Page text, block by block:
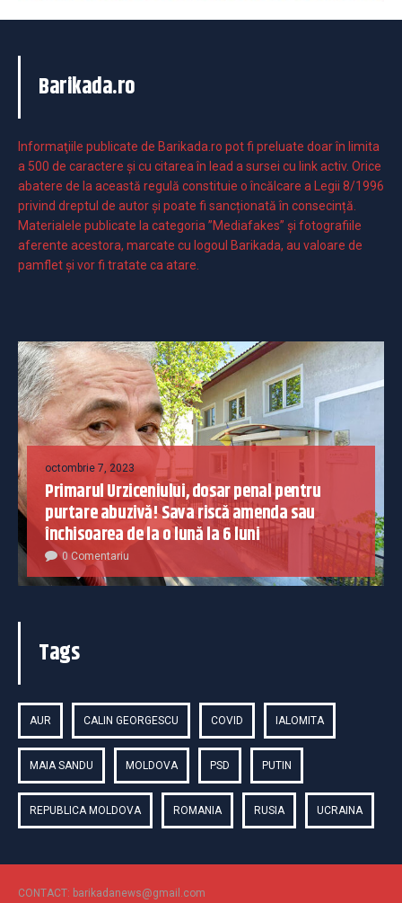
Barikada.ro
Informaţiile publicate de Barikada.ro pot fi preluate doar în limita
a 500 de caractere şi cu citarea în lead a sursei cu link activ. Orice
abatere de la această regulă constituie o încălcare a Legii 8/1996
privind dreptul de autor și poate fi sancționată în consecință.
Materialele publicate la categoria ”Mediafakes” și fotografiile
aferente acestora, marcate cu logoul Barikada, au valoare de
pamflet și vor fi tratate ca atare.
octombrie 7, 2023
Primarul Urziceniului, dosar penal pentru
purtare abuzivă! Sava riscă amenda sau
închisoarea de la o lună la 6 luni
0 Comentariu
Tags
AUR CALIN GEORGESCU COVID IALOMITA
MAIA SANDU MOLDOVA PSD PUTIN
REPUBLICA MOLDOVA ROMANIA RUSIA UCRAINA
CONTACT: barikadanews@gmail.com